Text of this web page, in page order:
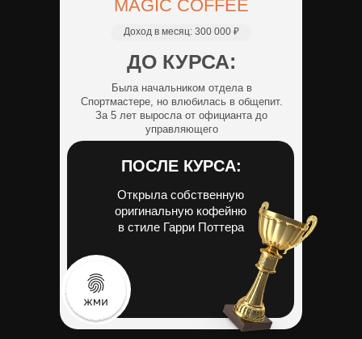
Доход в месяц: 300 000 ₽
ДО КУРСА:
Была начальником отдела в
Спортмастере, но влюбилась в общепит.
За 5 лет выросла от официанта до
управляющего
ПОСЛЕ КУРСА:
MAGIC COFFEE
Открыла собственную
оригинальную кофейню
в стиле Гарри Поттера